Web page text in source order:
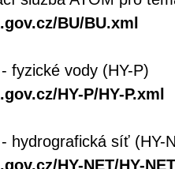
BU/BU.xml
fyzické vody (HY-P)
HY-P/HY-P.xml
hydrografická síť (HY-
HY-NET/HY-